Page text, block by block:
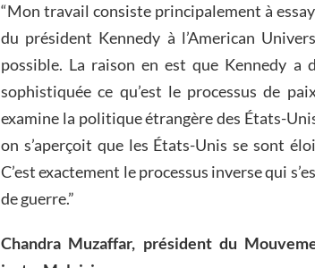
“Mon travail consiste principalement à
du président Kennedy à l’American
possible. La raison en est que Kennedy
sophistiquée ce qu’est le processus de
examine la politique étrangère des États-
on s’aperçoit que les États-Unis se sont
C’est exactement le processus inverse qui
de guerre.”
Chandra Muzaffar, président du